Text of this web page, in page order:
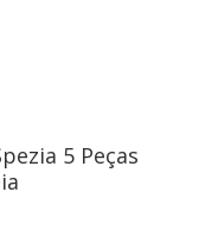
5 Peças